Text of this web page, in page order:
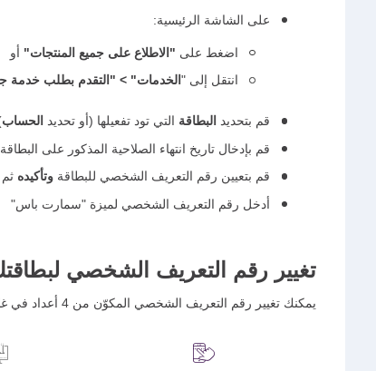
على الشاشة الرئيسية:
اضغط على "الاطلاع على جميع المنتجات" أو
انتقل إلى " الخدمات" > " التقدم بطلب خدمة
قم بتحديد البطاقة التي تود تفعيلها (أو تحديد الحساب
قم بإدخال تاريخ انتهاء الصلاحية المذكور على
قم بتعيين رقم التعريف الشخصي للبطاقةوتأكيده
أدخل رقم التعريف الشخصي لميزة "سمارت باس"
تغيير رقم التعريف الشخصي
يمكنك تغيير رقم التعريف الشخصي المكوّن من 4 أعداد في غاية السهولة من خلال إحدى القنوات التالية: